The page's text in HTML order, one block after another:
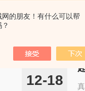
网的朋友！有什么可以帮
12-18